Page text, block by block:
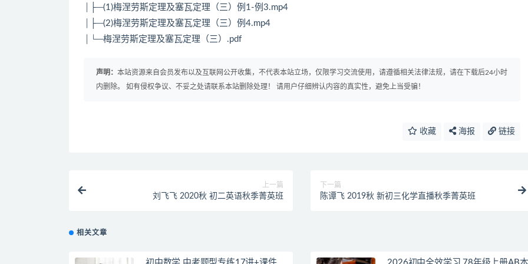
│├─(1)梅涅劳斯定理及塞瓦定理（三）例1-例3.mp4
│├─(2)梅涅劳斯定理及塞瓦定理（三）例4.mp4
│└─梅涅劳斯定理及塞瓦定理（三）.pdf
声明： 本站资源来自会员发布以及互联网公开收集，不代表本站立场，仅限学习交流使用，请遵循相关法律法规，请在下载后24小时
内删除。 如有侵权争议、不妥之处请联系本站删除处理！ 请用户仔细辨认内容的真实性，避免上当受骗！
收藏 海报 链接
上一篇
刘飞飞 2020秋 初二英语秋季菁英班
下一篇
陈谭飞 2019秋 新初三化学直播秋季菁英班
相关文章